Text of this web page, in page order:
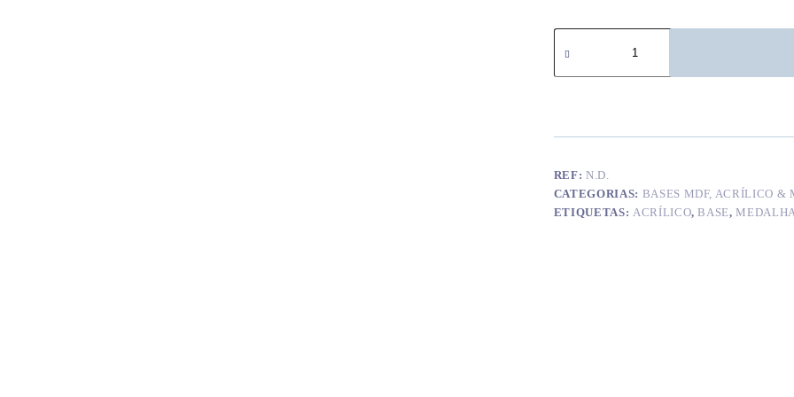
Quantidade
de
/
(x12)
REF:N.D.
CATEGORIAS: BASES MDF, ACRÍLICO &
ETIQUETAS: ACRÍLICO,BASE,